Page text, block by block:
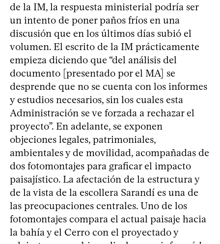
de la IM, la respuesta ministerial podría ser
un intento de poner paños fríos en una
discusión que en los últimos días subió el
volumen. El escrito de la IM prácticamente
empieza diciendo que “del análisis del
documento [presentado por el MA] se
desprende que no se cuenta con los informes
y estudios necesarios, sin los cuales esta
Administración se ve forzada a rechazar el
proyecto”. En adelante, se exponen
objeciones legales, patrimoniales,
ambientales y de movilidad, acompañadas de
dos fotomontajes para graficar el impacto
paisajístico. La afectación de la estructura y
de la vista de la escollera Sarandí es una de
las preocupaciones centrales. Uno de los
fotomontajes compara el actual paisaje hacia
la bahía y el Cerro con el proyectado y